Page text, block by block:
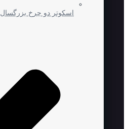
اسکوتر دو چرخ بزرگسال